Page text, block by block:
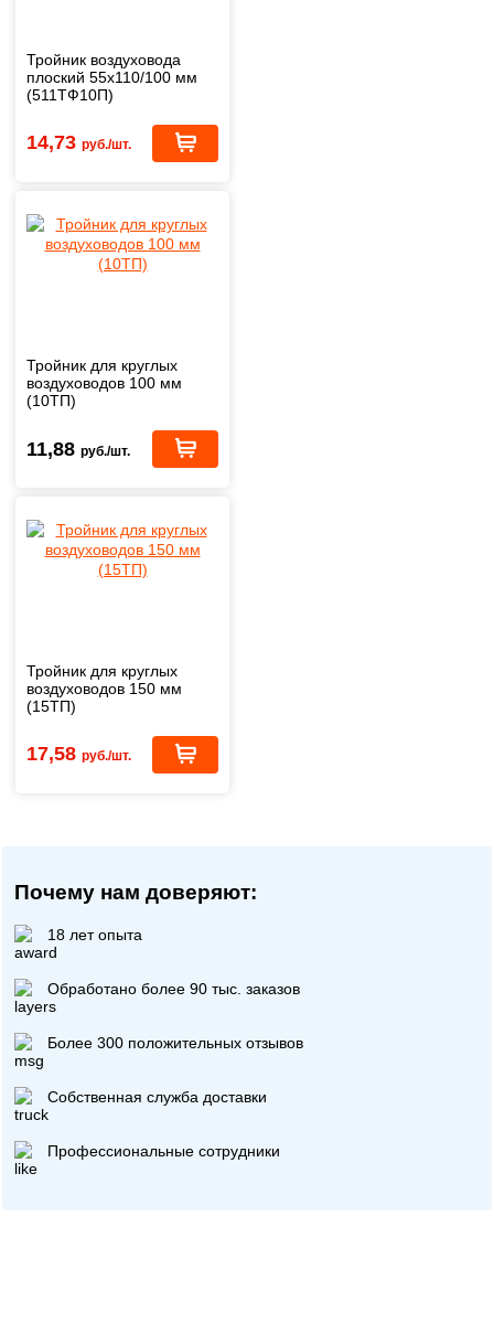
Тройник воздуховода
плоский 55х110/100 мм
(511ТФ10П)
14,73 руб./шт.
Тройник для круглых
воздуховодов 100 мм
(10ТП)
11,88 руб./шт.
Тройник для круглых
воздуховодов 150 мм
(15ТП)
17,58 руб./шт.
Почему нам доверяют:
18 лет опыта
Обработано более 90 тыс. заказов
Более 300 положительных отзывов
Собственная служба доставки
Профессиональные сотрудники